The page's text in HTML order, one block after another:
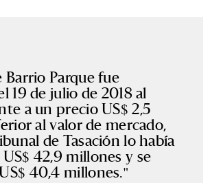
Parque fue
19 de julio de 2018 al
a un precio US$ 2,5
al valor de mercado,
de Tasación lo había
42,9 millones y se
40,4 millones.